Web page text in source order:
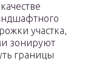
участка,
зонируют
границы